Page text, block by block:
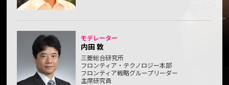
モデレーター
内田 敦
三菱総合研究所
フロンティア・テクノロジー本部
フロンティア戦略グループリーダー
主席研究員